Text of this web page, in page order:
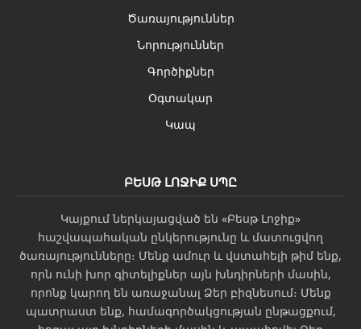
Ծառայություններ
Նորություններ
Գործիքներ
Օգտակար
Կապ
ԲԵՍԹ ԼՈՋԻՔ ՍՊԸ
Կայքում ներկայացված են «Բեսթ Լոջիք»
հաշվապահական ընկերությունը և մատուցվող
ծառայությունները։ Մենք ամուր և վստահելի թիմ ենք,
որն ունի խոր գիտելիքներ այն խնդիրների մասին,
որոնք կարող են առաջանալ Ձեր բիզնեսում։ Մենք
պատրաստ ենք, համագործակցության ընթացքում,